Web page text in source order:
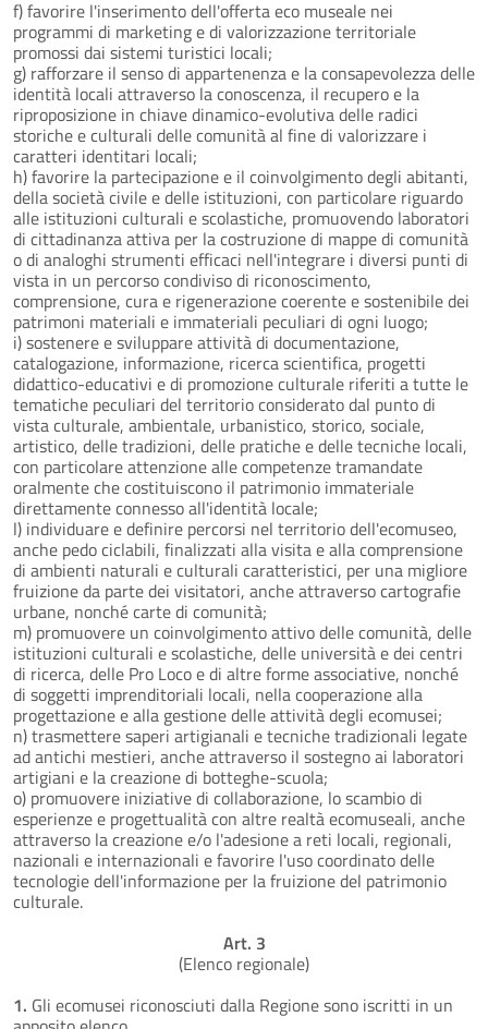
f) favorire l'inserimento dell'offerta eco museale nei
programmi di marketing e di valorizzazione territoriale
promossi dai sistemi turistici locali;
g) rafforzare il senso di appartenenza e la consapevolezza delle
identità locali attraverso la conoscenza, il recupero e la
riproposizione in chiave dinamico-evolutiva delle radici
storiche e culturali delle comunità al fine di valorizzare i
caratteri identitari locali;
h) favorire la partecipazione e il coinvolgimento degli abitanti,
della società civile e delle istituzioni, con particolare riguardo
alle istituzioni culturali e scolastiche, promuovendo laboratori
di cittadinanza attiva per la costruzione di mappe di comunità
o di analoghi strumenti efficaci nell'integrare i diversi punti di
vista in un percorso condiviso di riconoscimento,
comprensione, cura e rigenerazione coerente e sostenibile dei
patrimoni materiali e immateriali peculiari di ogni luogo;
i) sostenere e sviluppare attività di documentazione,
catalogazione, informazione, ricerca scientifica, progetti
didattico-educativi e di promozione culturale riferiti a tutte le
tematiche peculiari del territorio considerato dal punto di
vista culturale, ambientale, urbanistico, storico, sociale,
artistico, delle tradizioni, delle pratiche e delle tecniche locali,
con particolare attenzione alle competenze tramandate
oralmente che costituiscono il patrimonio immateriale
direttamente connesso all'identità locale;
l) individuare e definire percorsi nel territorio dell'ecomuseo,
anche pedo ciclabili, finalizzati alla visita e alla comprensione
di ambienti naturali e culturali caratteristici, per una migliore
fruizione da parte dei visitatori, anche attraverso cartografie
urbane, nonché carte di comunità;
m) promuovere un coinvolgimento attivo delle comunità, delle
istituzioni culturali e scolastiche, delle università e dei centri
di ricerca, delle Pro Loco e di altre forme associative, nonché
di soggetti imprenditoriali locali, nella cooperazione alla
progettazione e alla gestione delle attività degli ecomusei;
n) trasmettere saperi artigianali e tecniche tradizionali legate
ad antichi mestieri, anche attraverso il sostegno ai laboratori
artigiani e la creazione di botteghe-scuola;
o) promuovere iniziative di collaborazione, lo scambio di
esperienze e progettualità con altre realtà ecomuseali, anche
attraverso la creazione e/o l'adesione a reti locali, regionali,
nazionali e internazionali e favorire l'uso coordinato delle
tecnologie dell'informazione per la fruizione del patrimonio
culturale.
Art. 3
(Elenco regionale)
1. Gli ecomusei riconosciuti dalla Regione sono iscritti in un